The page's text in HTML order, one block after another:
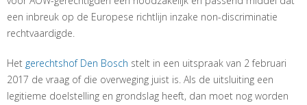
een inbreuk op de Europese richtlijn inzake non-discriminatie
rechtvaardigde.
Het gerechtshof Den Bosch stelt in een uitspraak van 2 februari
2017 de vraag of die overweging juist is. Als de uitsluiting een
legitieme doelstelling en grondslag heeft, dan moet nog worden